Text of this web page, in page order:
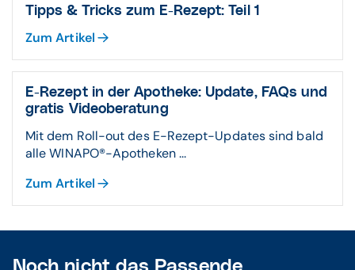
Tipps & Tricks zum E-Rezept: Teil 1
Zum Artikel
E-Rezept in der Apotheke: Update, FAQs und
gratis Videoberatung
Mit dem Roll-out des E-Rezept-Updates sind bald
alle WINAPO®-Apotheken ...
Zum Artikel